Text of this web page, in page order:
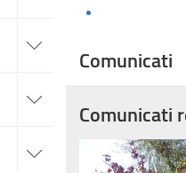
alle
sotto
alle
sotto
alle
sotto
Comunicati
Comunicati